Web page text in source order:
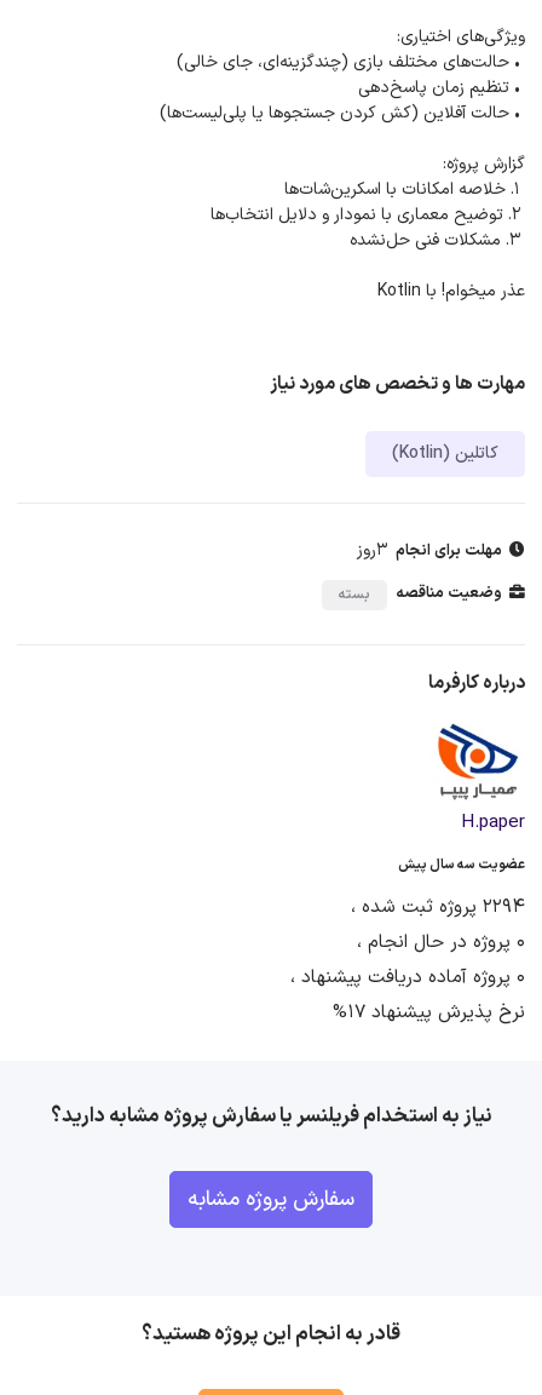
ویژگی‌های اختیاری:
• حالت‌های مختلف بازی (چندگزینه‌ای، جای خالی)
• تنظیم زمان پاسخ‌دهی
• حالت آفلاین (کش کردن جستجوها یا پلی‌لیست‌ها)
گزارش پروژه:
عذر میخوام! با Kotlin
مهارت ها و تخصص های مورد نیاز
کاتلین (Kotlin)
مهلت برای انجام 3روز
وضعیت مناقصه بسته
درباره کارفرما
H.paper
عضویت سه سال پیش
2294 پروژه ثبت شده ،
0 پروژه در حال انجام ،
0 پروژه آماده دریافت پیشنهاد ،
نرخ پذیرش پیشنهاد 17%
نیاز به استخدام فریلنسر یا سفارش پروژه مشابه دارید؟
سفارش پروژه مشابه
قادر به انجام این پروژه هستید؟